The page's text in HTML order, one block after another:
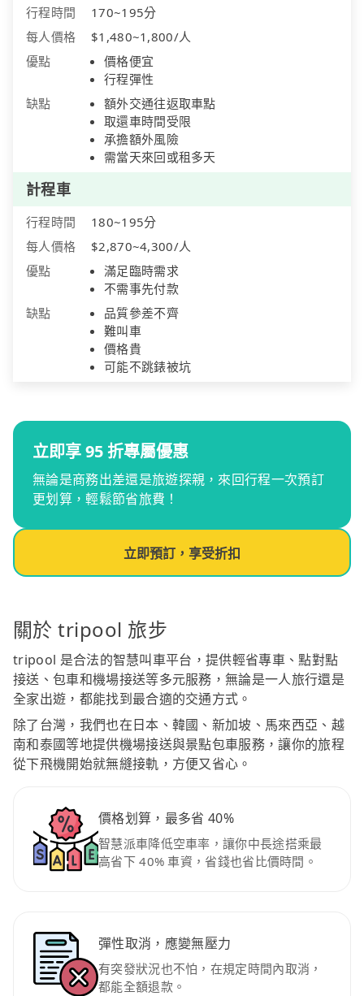
行程時間
170~195分
每人價格
$1,480~1,800/人
優點
價格便宜
行程彈性
缺點
額外交通往返取車點
取還車時間受限
承擔額外風險
需當天來回或租多天
計程車
行程時間
180~195分
每人價格
$2,870~4,300/人
優點
滿足臨時需求
不需事先付款
缺點
品質參差不齊
難叫車
價格貴
可能不跳錶被坑
立即享 95 折專屬優惠
無論是商務出差還是旅遊探親，來回行程一次預訂
更划算，輕鬆節省旅費！
立即預訂，享受折扣
關於 tripool 旅步
tripool 是合法的智慧叫車平台，提供輕省專車、點對點
接送、包車和機場接送等多元服務，無論是一人旅行還是
全家出遊，都能找到最合適的交通方式。
除了台灣，我們也在日本、韓國、新加坡、馬來西亞、越
南和泰國等地提供機場接送與景點包車服務，讓你的旅程
從下飛機開始就無縫接軌，方便又省心。
價格划算，最多省 40%
智慧派車降低空車率，讓你中長途搭乘最
高省下 40% 車資，省錢也省比價時間。
彈性取消，應變無壓力
有突發狀況也不怕，在規定時間內取消，
都能全額退款。